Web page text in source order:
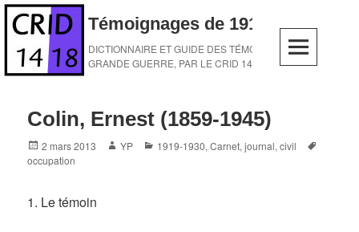
Skip
content
Témoignages de 1914-1918
DICTIONNAIRE ET GUIDE DES TÉMOINS DE LA
GRANDE GUERRE, PAR LE CRID 14-18
Colin, Ernest (1859-1945)
Posted
on
2 mars 2013 Author
YP Categories
1919-1930,Carnet, journal,civil
occupation
1. Le témoin